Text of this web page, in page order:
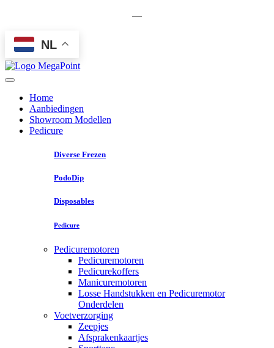
—
NL
Home
Aanbiedingen
Showroom Modellen
Pedicure
Diverse Frezen
PodoDip
Disposables
Pedicure
Pedicuremotoren
Pedicuremotoren
Pedicurekoffers
Manicuremotoren
Losse Handstukken en Pedicuremotor
Onderdelen
Voetverzorging
Zeepjes
Afsprakenkaartjes